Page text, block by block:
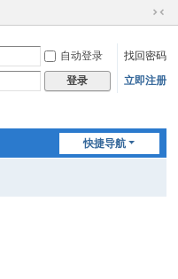
切
到
窄
自动登录
找回密码
登录 立即注册
快捷导航